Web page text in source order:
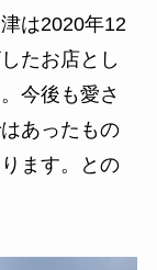
は2020年12
たお店とし
今後も愛さ
あったもの
ます。との